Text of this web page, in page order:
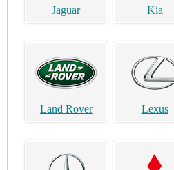
Jaguar Kia
Land Rover Lexus